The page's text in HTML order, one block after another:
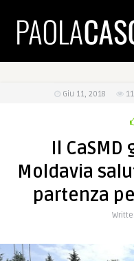
Giu 11, 2018
Il CaSMD
Moldavia
partenza